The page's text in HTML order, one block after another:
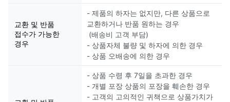
교환 및 반품
접수가 가능한
경우
- 제품의 하자는 없지만, 다른 상품으로
교환하거나 반품 원하는 경우
(배송비 고객 부담)
- 상품자체 불량 및 하자에 의한 경우
- 상품 오배송에 의한 경우
- 상품 수령 후 7일을 초과한 경우
- 개별 포장 상품의 포장을 훼손한 경우
- 고객의 고의적인 귀책으로 상품가치가